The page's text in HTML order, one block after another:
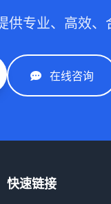
供专业、高效
在线咨询
快速链接